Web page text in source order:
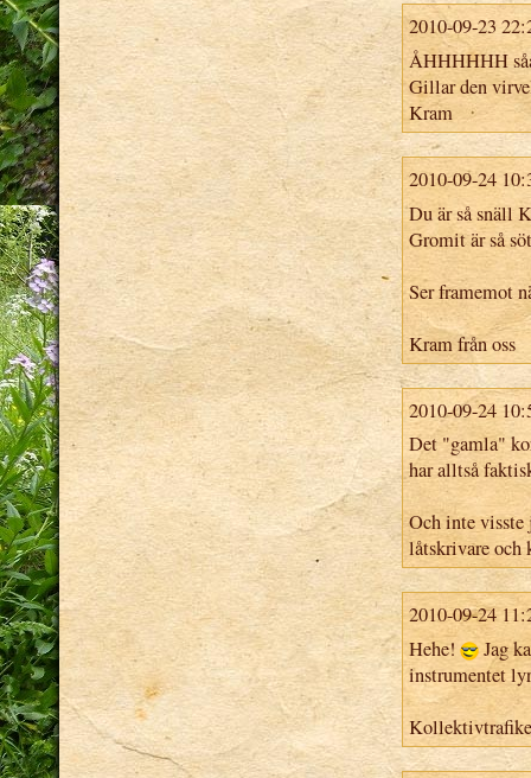
2010-09-23
ÅHHHHHH
Gillar den
Kram
2010-09-24
Du är så snäll
Gromit är så
Ser framemot
Kram från oss
2010-09-24
Det "gamla"
har alltså
Och inte visste
låtskrivare
2010-09-24
Hehe!
Jag
instrumentet